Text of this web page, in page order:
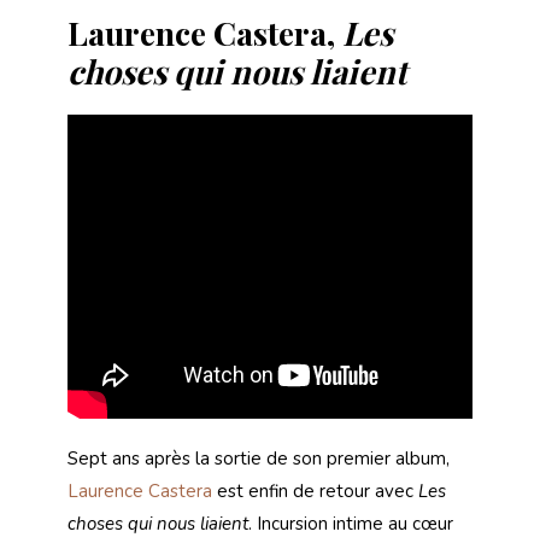
Laurence Castera, Les
choses qui nous liaient
Sept ans après la sortie de son premier album,
Laurence Castera est enfin de retour avec Les
choses qui nous liaient. Incursion intime au cœur